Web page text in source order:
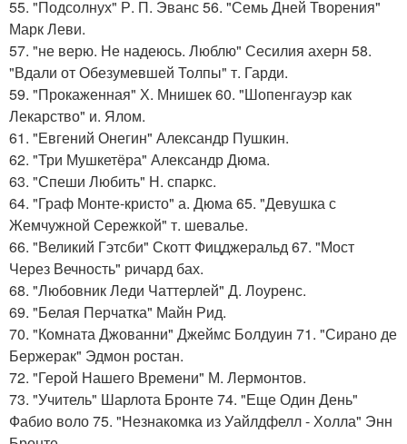
55. "Подсолнух" Р. П. Эванс 56. "Семь Дней Творения"
Марк Леви.
57. "не верю. Не надеюсь. Люблю" Сесилия ахерн 58.
"Вдали от Обезумевшей Толпы" т. Гарди.
59. "Прокаженная" Х. Мнишек 60. "Шопенгауэр как
Лекарство" и. Ялом.
61. "Евгений Онегин" Александр Пушкин.
62. "Три Мушкетёра" Александр Дюма.
63. "Спеши Любить" Н. спаркс.
64. "Граф Монте-кристо" а. Дюма 65. "Девушка с
Жемчужной Сережкой" т. шевалье.
66. "Великий Гэтсби" Скотт Фицджеральд 67. "Мост
Через Вечность" ричард бах.
68. "Любовник Леди Чаттерлей" Д. Лоуренс.
69. "Белая Перчатка" Майн Рид.
70. "Комната Джованни" Джеймс Болдуин 71. "Сирано де
Бержерак" Эдмон ростан.
72. "Герой Нашего Времени" М. Лермонтов.
73. "Учитель" Шарлота Бронте 74. "Еще Один День"
Фабио воло 75. "Незнакомка из Уайлдфелл - Холла" Энн